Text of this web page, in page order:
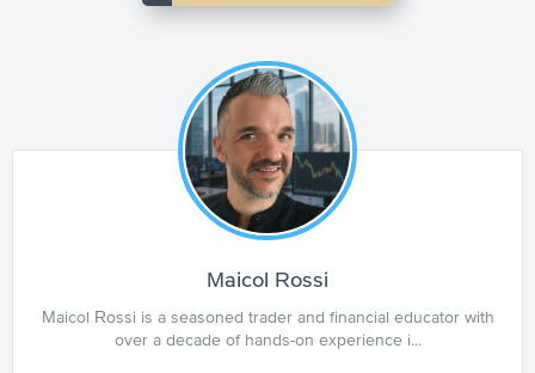
Maicol Rossi
Maicol Rossi is a seasoned trader and financial educator with
over a decade of hands-on experience i...